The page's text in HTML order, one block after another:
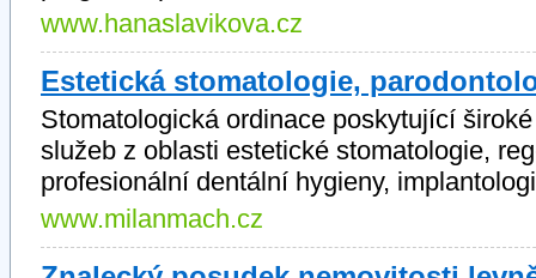
www.hanaslavikova.cz
Estetická stomatologie,
Stomatologická ordinace poskytující
služeb z oblasti estetické stomatologie,
profesionální dentální hygieny,
www.milanmach.cz